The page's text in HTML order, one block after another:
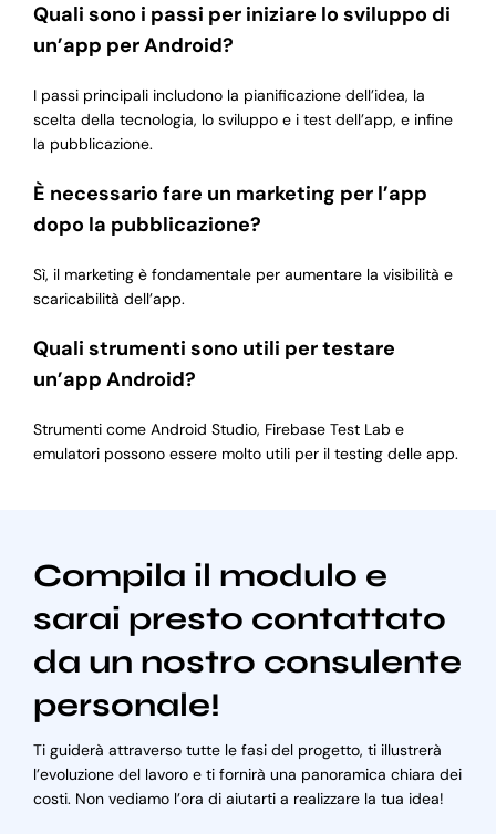
Quali sono i passi per iniziare lo sviluppo di
un’app per Android?
I passi principali includono la pianificazione dell’idea, la
scelta della tecnologia, lo sviluppo e i test dell’app, e infine
la pubblicazione.
È necessario fare un marketing per l’app
dopo la pubblicazione?
Sì, il marketing è fondamentale per aumentare la visibilità e
scaricabilità dell’app.
Quali strumenti sono utili per testare
un’app Android?
Strumenti come Android Studio, Firebase Test Lab e
emulatori possono essere molto utili per il testing delle app.
Compila il modulo e
sarai presto contattato
da un nostro consulente
personale!
Ti guiderà attraverso tutte le fasi del progetto, ti illustrerà
l’evoluzione del lavoro e ti fornirà una panoramica chiara dei
costi. Non vediamo l’ora di aiutarti a realizzare la tua idea!